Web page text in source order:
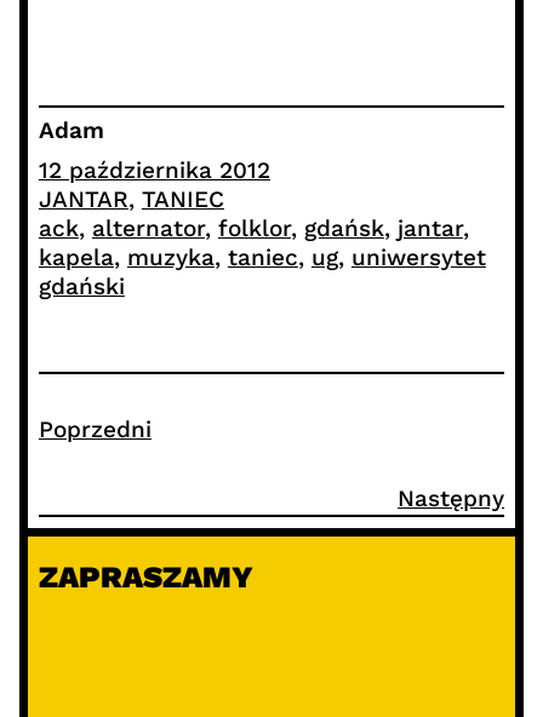
Adam
12 października 2012
JANTAR, TANIEC
ack, alternator, folklor, gdańsk, jantar ,
kapela, muzyka, taniec, ug, uniwersytet
gdański
Poprzedni
Następny
ZAPRASZAMY